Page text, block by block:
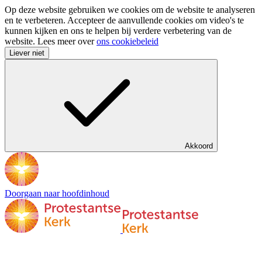
Op deze website gebruiken we cookies om de website te analyseren
en te verbeteren. Accepteer de aanvullende cookies om video's te
kunnen kijken en ons te helpen bij verdere verbetering van de
website. Lees meer overons cookiebeleid
Liever niet
Akkoord
Doorgaan naar hoofdinhoud